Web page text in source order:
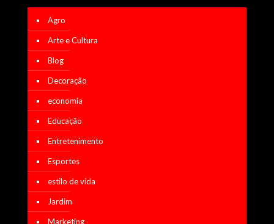
Agro
Arte e Cultura
Blog
Decoração
economia
Educação
Entretenimento
Esportes
estilo de vida
Jardim
Marketing